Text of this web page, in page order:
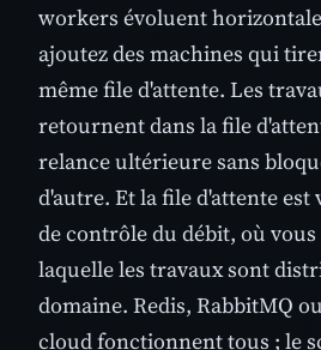
workers évoluent
ajoutez des machines qui
même file d'attente. Les
retournent dans la file
relance ultérieure sans
d'autre. Et la file d'attente
de contrôle du débit, où
laquelle les travaux sont
domaine. Redis, RabbitMQ
cloud fonctionnent tous ; le